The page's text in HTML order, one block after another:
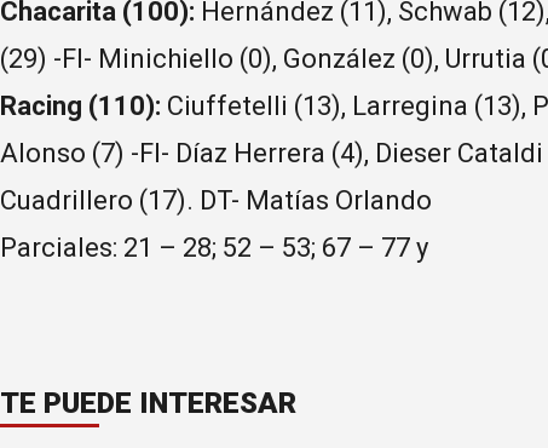
Chacarita (100): Hernández (11), Schwab
(29) -FI- Minichiello (0), González (0), Urrutia
Racing (110): Ciuffetelli (13), Larregina (13),
Alonso (7) -FI- Díaz Herrera (4), Dieser Cataldi
Cuadrillero (17). DT- Matías Orlando
Parciales: 21 – 28; 52 – 53; 67 – 77 y
TE PUEDE INTERESAR